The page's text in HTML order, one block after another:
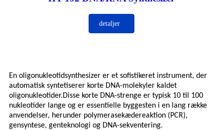
detaljer
En oligonukleotidsynthesizer er et sofistikeret instrument, der
automatisk syntetiserer korte DNA-molekyler kaldet
oligonukleotider.Disse korte DNA-strenge er typisk 10 til 100
nukleotider lange og er essentielle byggesten i en lang række
anvendelser, herunder polymerasekædereaktion (PCR),
gensyntese, genteknologi og DNA-sekventering.